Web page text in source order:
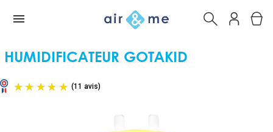
HUMIDIFICATEUR GOTAKID